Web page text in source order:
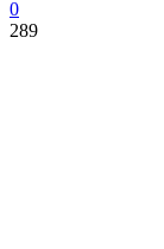
0
289